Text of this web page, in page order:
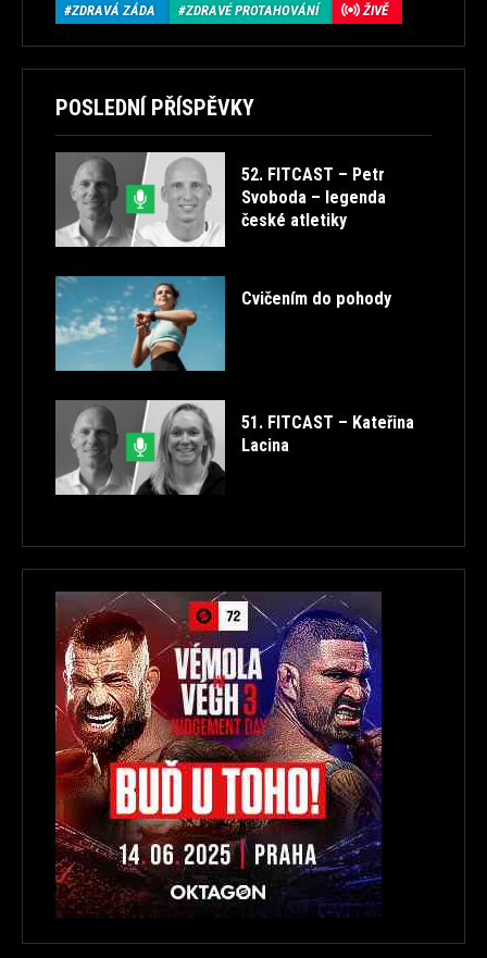
ZDRAVÁ ZÁDA
ZDRAVÉ PROTAHOVÁNÍ ŽIVĚ
POSLEDNÍ PŘÍSPĚVKY
52. FITCAST – Petr
Svoboda – legenda
české atletiky
Cvičením do pohody
51. FITCAST – Kateřina
Lacina